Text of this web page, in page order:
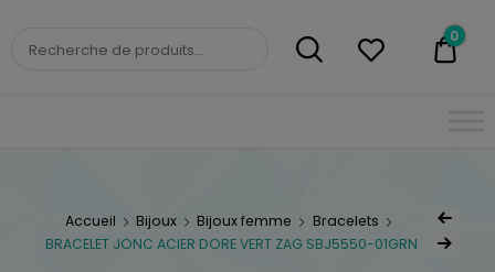
BIJOUTERIE
0
Accueil Bijoux Bijoux femme
Bracelets
BRACELET JONC ACIER DORE VERT ZAG SBJ5550-01GRN